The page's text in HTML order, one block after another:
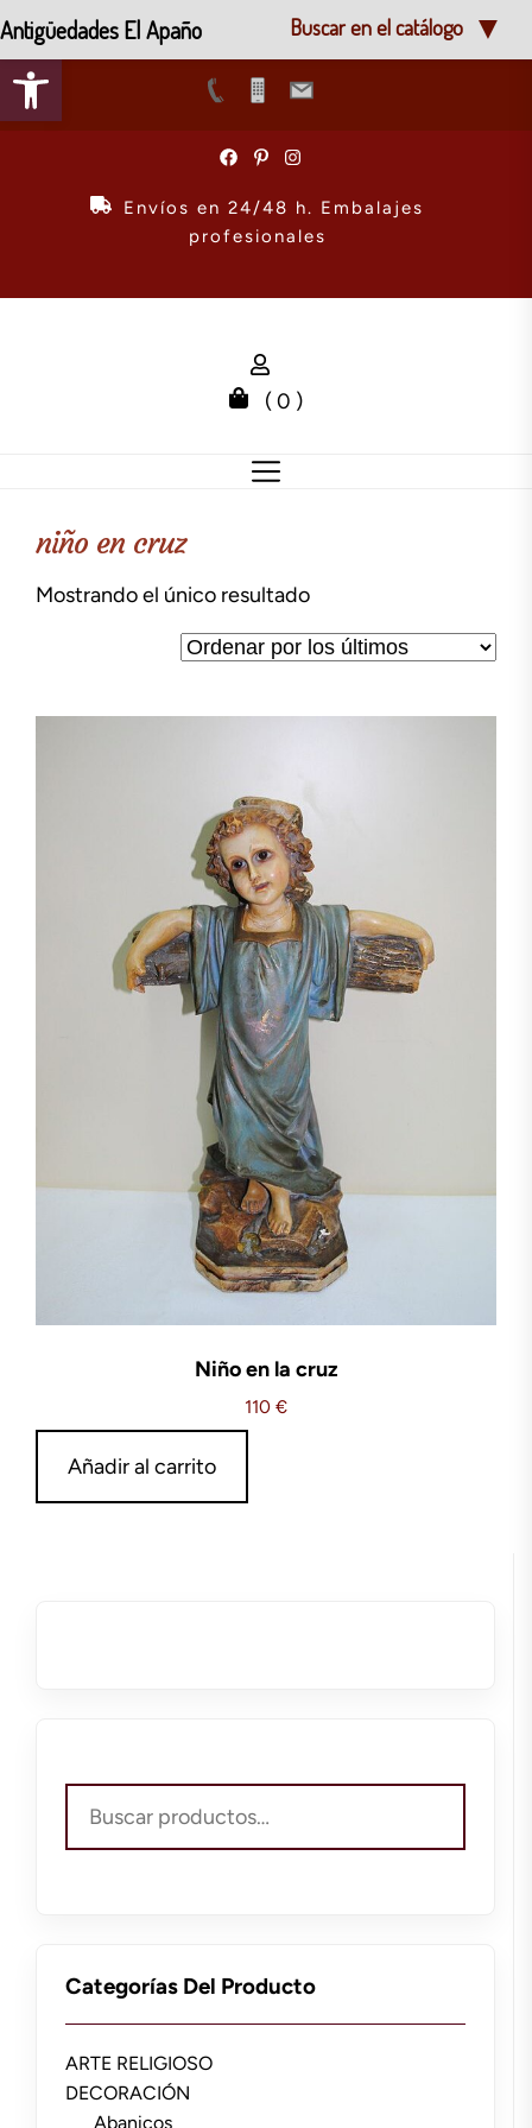
Abrir barra de herramientas
Envíos en 24/48 h. Embalajes
profesionales
( 0 )
niño en cruz
Mostrando el único resultado
Niño en la cruz
110 €
Añadir al carrito
por:
Categorías Del Producto
ARTE RELIGIOSO
DECORACIÓN
Abanicos
Antigüedades El Apaño Buscar en el catálogo